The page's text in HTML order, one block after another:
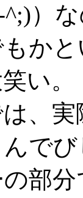
^;)）
か
い。
、
で
部